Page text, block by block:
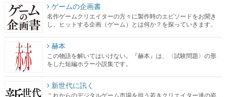
ゲームの企画書
名作ゲームクリエイターの方々に製作時のエピソードをお聞き
し、ヒットする企画（ゲーム）とは何か？を探っていきます。
赫本
この物語を解いてはいけない。『赫本』は、〈試験問題〉の形
をした短編ホラー小説集です。
新世代に訊く
これからのデジタルゲーム市場を担う若きクリエイター達の姿